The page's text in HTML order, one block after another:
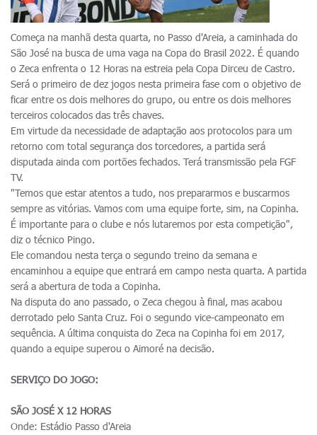
Começa na manhã desta quarta, no Passo d'Areia, a caminhada do
São José na busca de uma vaga na Copa do Brasil 2022. É quando
o Zeca enfrenta o 12 Horas na estreia pela Copa Dirceu de Castro.
Será o primeiro de dez jogos nesta primeira fase com o objetivo de
ficar entre os dois melhores do grupo, ou entre os dois melhores
terceiros colocados das três chaves.
Em virtude da necessidade de adaptação aos protocolos para um
retorno com total segurança dos torcedores, a partida será
disputada ainda com portões fechados. Terá transmissão pela FGF
TV.
"Temos que estar atentos a tudo, nos prepararmos e buscarmos
sempre as vitórias. Vamos com uma equipe forte, sim, na Copinha.
É importante para o clube e nós lutaremos por esta competição",
diz o técnico Pingo.
Ele comandou nesta terça o segundo treino da semana e
encaminhou a equipe que entrará em campo nesta quarta. A partida
será a abertura de toda a Copinha.
Na disputa do ano passado, o Zeca chegou à final, mas acabou
derrotado pelo Santa Cruz. Foi o segundo vice-campeonato em
sequência. A última conquista do Zeca na Copinha foi em 2017,
quando a equipe superou o Aimoré na decisão.
SERVIÇO DO JOGO:
SÃO JOSÉ X 12 HORAS
Onde: Estádio Passo d'Areia